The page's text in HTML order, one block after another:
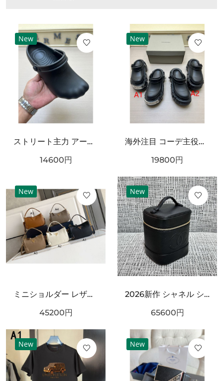
New
ストリート主力 アートフォルム ワンタッチ着脱 耐久ソール BALENCIAGA バーバリー コピー クロッグシューズ リラックスモード
14600円
New
海外注目 コーデ主役級 立体ラバー構造 クッション性良好 BALENCIAGA バーバリー コピー クロッグシューズ 耐久ソール エッジィモード
19800円
New
ミニショルダー レザー調 ワンハンドルデザイン PRADA プラダ コピー バッグ ゴールドロゴ カラーバリエーション豊富 2WAY通勤スタイル
45200円
New
2026新作 シャネル ショルダーバッグクロスボディバッグ 最新商品即完売必至｜CHANEL人気作
65600円
New New